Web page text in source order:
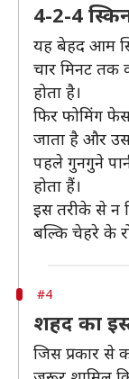
4-2-4
यह बेहद आम
चार मिनट
होता है।
फिर फोमिंग
जाता है और
पहले गुनगुने
होता हैं।
इस तरीके से न
बल्कि चेहरे के
#4
शहद का
जिस प्रकार से